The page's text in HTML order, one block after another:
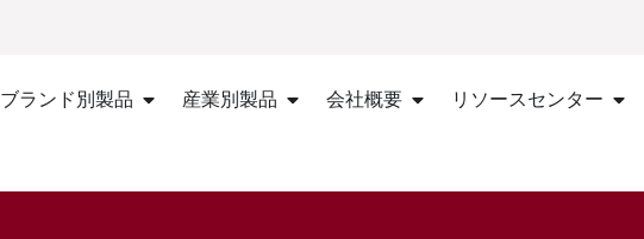
ブランド別製品 産業別製品 会社概要 リソースセンター